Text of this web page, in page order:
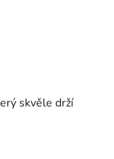
skvěle drží